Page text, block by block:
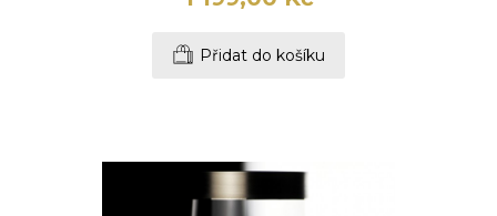
Přidat do košíku